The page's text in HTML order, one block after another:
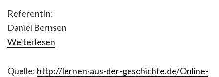
ReferentIn:
Daniel Bernsen
Weiterlesen
Quelle: http://lernen-aus-der-geschichte.de/Online-